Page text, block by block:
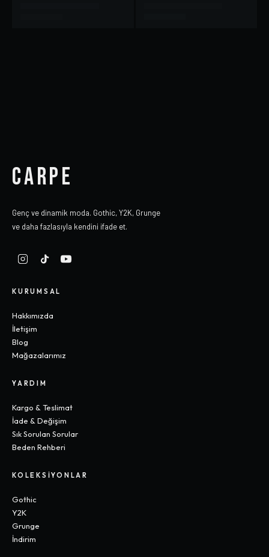
CARPE
Genç ve dinamik moda. Gothic, Y2K, Grunge
ve daha fazlasıyla kendini ifade et.
KURUMSAL
Hakkımızda
İletişim
Blog
Mağazalarımız
YARDIM
Kargo & Teslimat
İade & Değişim
Sık Sorulan Sorular
Beden Rehberi
KOLEKSIYONLAR
Gothic
Y2K
Grunge
İndirim